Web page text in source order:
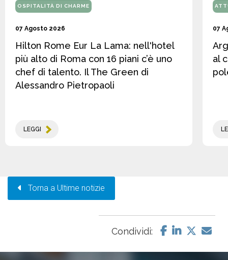
OSPITALITÀ DI CHARME
07 Agosto 2026
Hilton Rome Eur La Lama: nell'hotel
più alto di Roma con 16 piani c’è uno
chef di talento. Il The Green di
Alessandro Pietropaoli
LEGGI
07
al
Torna a Ultime notizie
Condividi: